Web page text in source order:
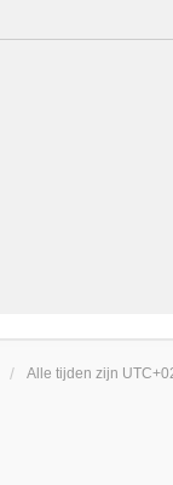
Alle tijden zijn